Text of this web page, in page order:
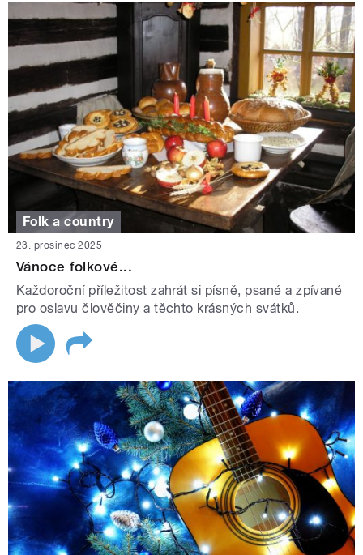
Folk a country
23. prosinec 2025
Vánoce folkové...
Každoroční příležitost zahrát si písně, psané a zpívané
pro oslavu člověčiny a těchto krásných svátků.